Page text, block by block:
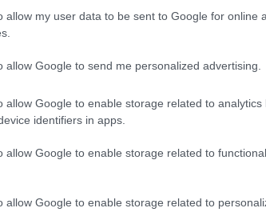
allow my user data to be sent to Google for online
allow Google to send me personalized advertising.
allow Google to enable storage related to analytics
identifiers in apps.
allow Google to enable storage related to
allow Google to enable storage related to
! ‐Belépés Facebookkal